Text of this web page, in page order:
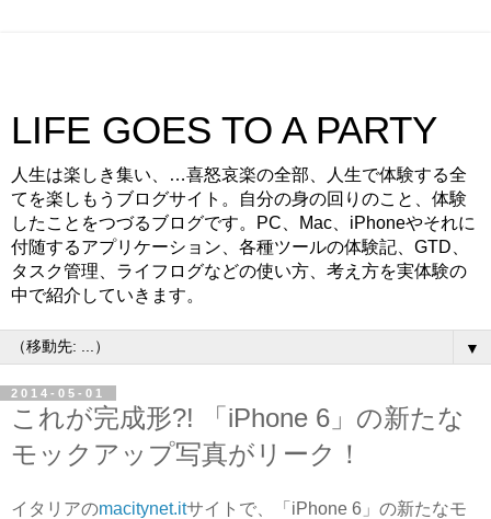
LIFE GOES TO A PARTY
人生は楽しき集い、…喜怒哀楽の全部、人生で体験する全
てを楽しもうブログサイト。自分の身の回りのこと、体験
したことをつづるブログです。PC、Mac、iPhoneやそれに
付随するアプリケーション、各種ツールの体験記、GTD、
タスク管理、ライフログなどの使い方、考え方を実体験の
中で紹介していきます。
▼
2014-05-01
これが完成形?! 「iPhone 6」の新たな
モックアップ写真がリーク！
イタリアのmacitynet.itサイトで、「iPhone 6」の新たなモ